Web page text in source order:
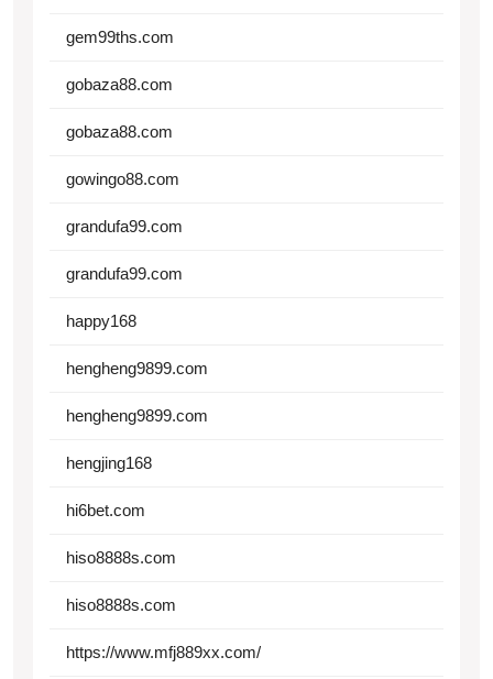
gem99ths.com
gobaza88.com
gobaza88.com
gowingo88.com
grandufa99.com
grandufa99.com
happy168
hengheng9899.com
hengheng9899.com
hengjing168
hi6bet.com
hiso8888s.com
hiso8888s.com
https://www.mfj889xx.com/